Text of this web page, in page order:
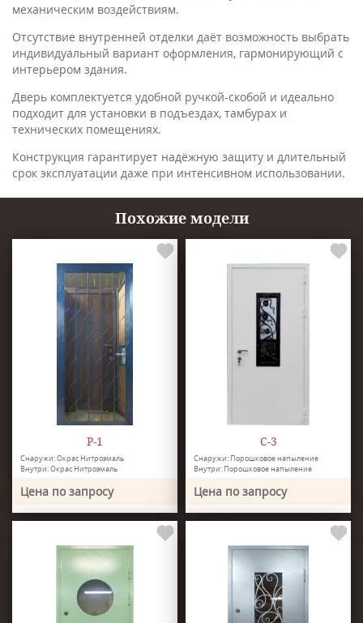
механическим воздействиям.
Отсутствие внутренней отделки даёт возможность выбрать
индивидуальный вариант оформления, гармонирующий с
интерьером здания.
Дверь комплектуется удобной ручкой-скобой и идеально
подходит для установки в подъездах, тамбурах и
технических помещениях.
Конструкция гарантирует надёжную защиту и длительный
срок эксплуатации даже при интенсивном использовании.
Похожие модели
Р-1
Снаружи: Окрас Нитроэмаль
Внутри: Окрас Нитроэмаль
Цена по запросу
С-3
Снаружи: Порошковое напыление
Внутри: Порошковое напыление
Цена по запросу